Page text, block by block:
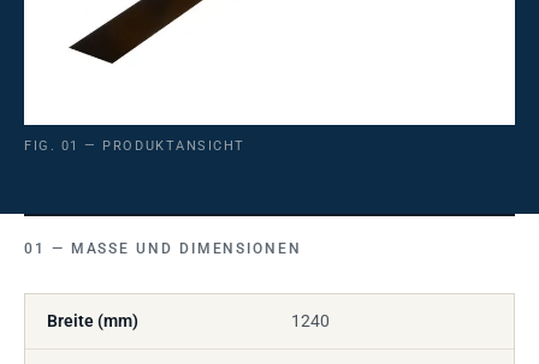
FIG. 01 — PRODUKTANSICHT
MASSE UND DIMENSIONEN
Breite (mm) 1240